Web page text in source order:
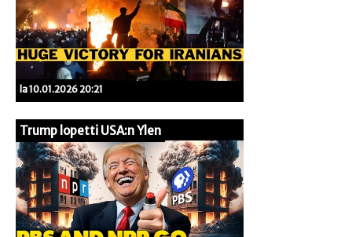
la 10.01.2026 20:21
Trump lopetti USA:n Ylen